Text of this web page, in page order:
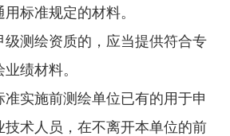
准规定的材料。
测绘资质的，应当提供符合专
绩材料。
实施前测绘单位已有的用于申
技术人员，在不离开本单位的前